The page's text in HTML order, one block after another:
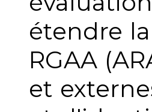
étendre
RGAA
et